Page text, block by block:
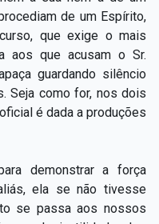
de um Espírito,
que exige o mais
aos que acusam o Sr.
guardando silêncio
Seja como for, nos dois
é dada a produções
demonstrar a força
ela se não tivesse
se passa aos nossos